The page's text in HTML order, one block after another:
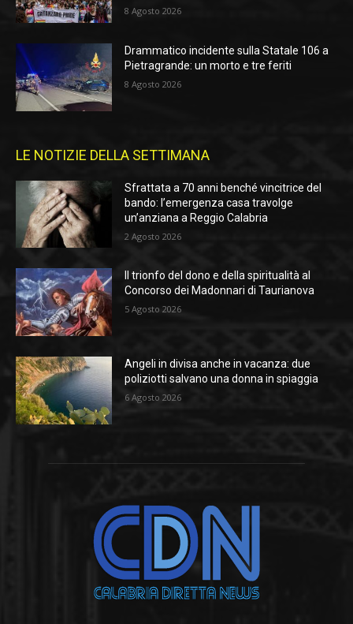
8 Agosto 2026
Drammatico incidente sulla Statale 106 a
Pietragrande: un morto e tre feriti
8 Agosto 2026
LE NOTIZIE DELLA SETTIMANA
Sfrattata a 70 anni benché vincitrice del
bando: l’emergenza casa travolge
un’anziana a Reggio Calabria
2 Agosto 2026
Il trionfo del dono e della spiritualità al
Concorso dei Madonnari di Taurianova
5 Agosto 2026
Angeli in divisa anche in vacanza: due
poliziotti salvano una donna in spiaggia
6 Agosto 2026